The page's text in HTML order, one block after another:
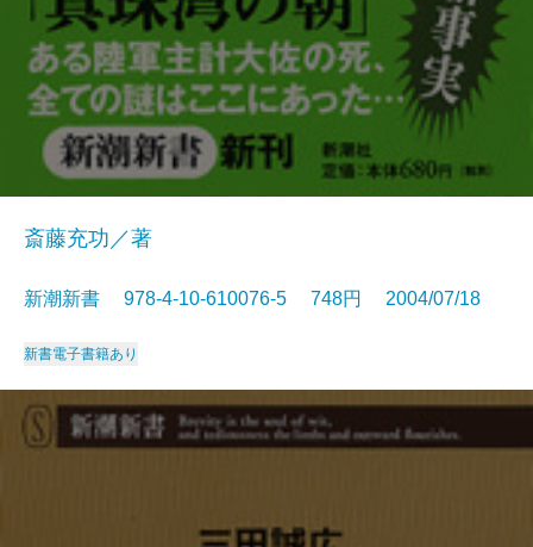
斎藤充功／著
新潮新書 978-4-10-610076-5 748円 2004/07/18
新書電子書籍あり